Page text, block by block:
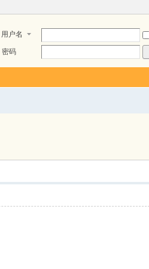
用户名
密码